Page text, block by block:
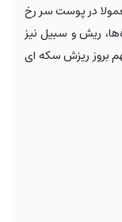
در پوست سر رخ
ریش و سبیل نیز
بروز ریزش سکه ای